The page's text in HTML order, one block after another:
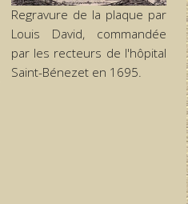
Regravure de la plaque par
Louis David, commandée
par les recteurs de l'hôpital
Saint-Bénezet en 1695.